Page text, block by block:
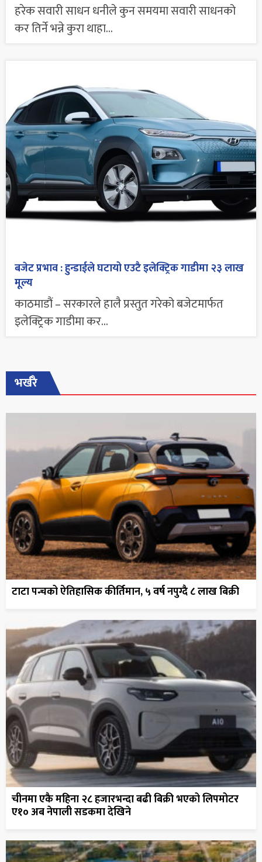
हरेक सवारी साधन धनीले कुन समयमा सवारी साधनको
कर तिर्ने भन्ने कुरा थाहा...
बजेट प्रभाव : हुन्डाईले घटायो एउटै इलेक्ट्रिक गाडीमा २३ लाख
मूल्य
काठमाडौं – सरकारले हालै प्रस्तुत गरेको बजेटमार्फत
इलेक्ट्रिक गाडीमा कर...
भर्खरै
टाटा पन्चको ऐतिहासिक कीर्तिमान, ५ वर्ष नपुग्दै ८ लाख बिक्री
चीनमा एकै महिना २८ हजारभन्दा बढी बिक्री भएको लिपमोटर
ए१० अब नेपाली सडकमा देखिने